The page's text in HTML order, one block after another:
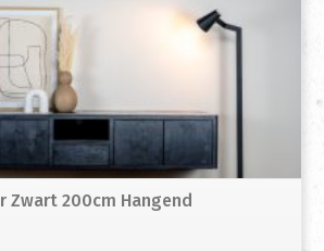
Zwart 200cm Hangend